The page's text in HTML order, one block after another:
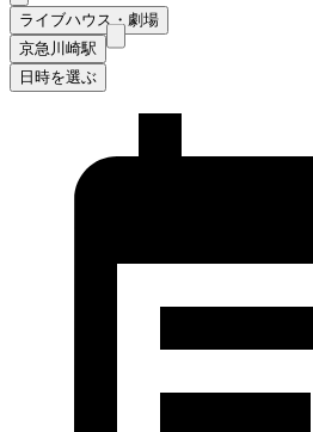
ライブハウス・劇場
京急川崎駅
日時を選ぶ